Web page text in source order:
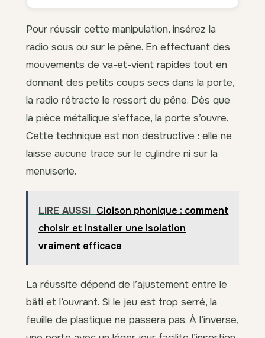
Pour réussir cette manipulation, insérez la
radio sous ou sur le pêne. En effectuant des
mouvements de va-et-vient rapides tout en
donnant des petits coups secs dans la porte,
la radio rétracte le ressort du pêne. Dès que
la pièce métallique s’efface, la porte s’ouvre.
Cette technique est non destructive : elle ne
laisse aucune trace sur le cylindre ni sur la
menuiserie.
LIRE AUSSI Cloison phonique : comment
choisir et installer une isolation
vraiment efficace
La réussite dépend de l’ajustement entre le
bâti et l’ouvrant. Si le jeu est trop serré, la
feuille de plastique ne passera pas. À l’inverse,